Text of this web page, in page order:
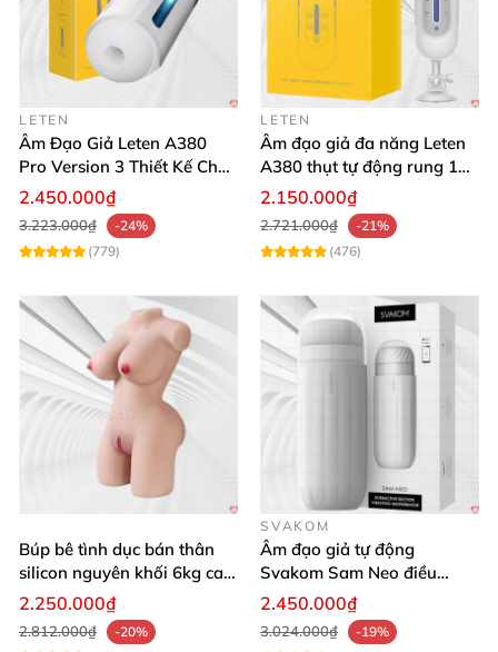
của Âm đạo giả cao
cấp Lelo F1S V2A
Máy thủ dâm tự động Lelo F1S V2A
được chế tạo từ
LETEN
Âm Đạo Giả Leten A380
Pro Version 3 Thiết Kế Chân
Thực
2.450.000₫
3.223.000₫
-24%
(779)
LETEN
Âm đạo giả đa năng Leten
A380 thụt tự động rung 10
chế độ
2.150.000₫
2.721.000₫
-21%
(476)
Búp bê tình dục bán thân
silicon nguyên khối 6kg cao
cấp giá rẻ
2.250.000₫
2.812.000₫
-20%
SVAKOM
Âm đạo giả tự động
Svakom Sam Neo điều
khiển app webcam cao cấp
2.450.000₫
3.024.000₫
-19%